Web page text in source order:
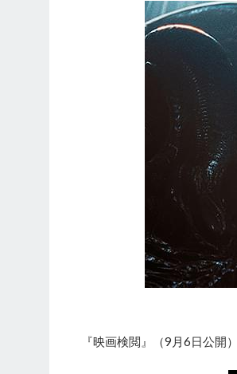
『映画検閲』（9月6日公開）